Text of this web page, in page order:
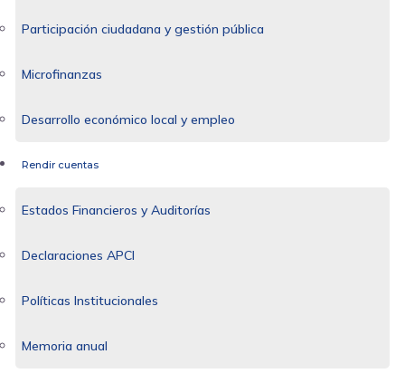
Participación ciudadana y gestión pública
Microfinanzas
Desarrollo económico local y empleo
Rendir cuentas
Estados Financieros y Auditorías
Declaraciones APCI
Políticas Institucionales
Memoria anual